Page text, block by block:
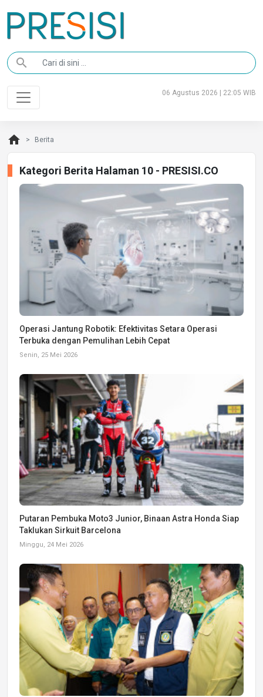
search
06 Agustus 2026 | 22:05 WIB
home Berita
Kategori Berita Halaman 10 - PRESISI.CO
Operasi Jantung Robotik: Efektivitas Setara Operasi
Terbuka dengan Pemulihan Lebih Cepat
Senin, 25 Mei 2026
Putaran Pembuka Moto3 Junior, Binaan Astra Honda Siap
Taklukan Sirkuit Barcelona
Minggu, 24 Mei 2026